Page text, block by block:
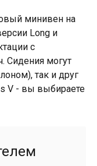
минивен на
Long и
с
Сидения могут
так и друг
V - вы выбираете